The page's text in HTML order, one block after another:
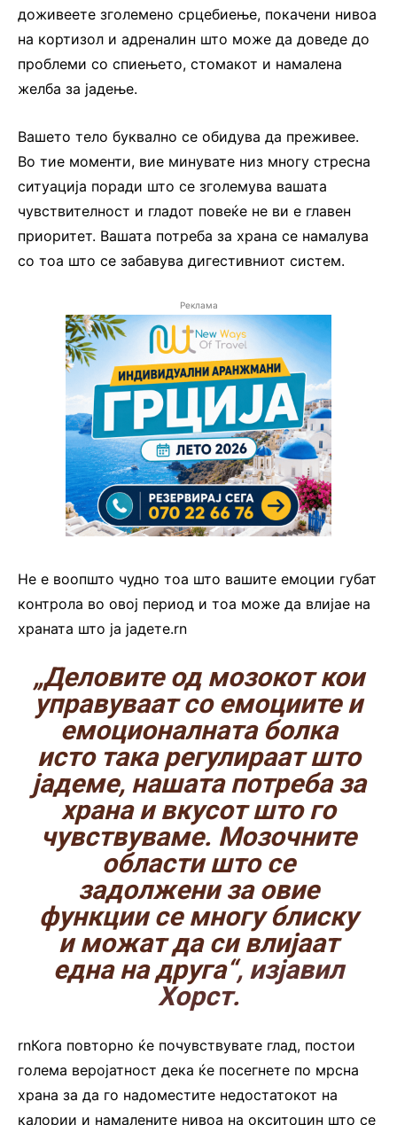
доживеете зголемено срцебиење, покачени нивоа
на кортизол и адреналин што може да доведе до
проблеми со спиењето, стомакот и намалена
желба за јадење.
Вашето тело буквално се обидува да преживее.
Во тие моменти, вие минувате низ многу стресна
ситуација поради што се зголемува вашата
чувствителност и гладот повеќе не ви е главен
приоритет. Вашата потреба за храна се намалува
со тоа што се забавува дигестивниот систем.
Реклама
Не е воопшто чудно тоа што вашите емоции губат
контрола во овој период и тоа може да влијае на
храната што ја јадете.rn
„Деловите од мозокот кои
управуваат со емоциите и
емоционалната болка
исто така регулираат што
јадеме, нашата потреба за
храна и вкусот што го
чувствуваме. Мозочните
области што се
задолжени за овие
функции се многу блиску
и можат да си влијаат
една на друга“, изјавил
Хорст.
rnКога повторно ќе почувствувате глад, постои
голема веројатност дека ќе посегнете по мрсна
храна за да го надоместите недостатокот на
калории и намалените нивоа на окситоцин што се